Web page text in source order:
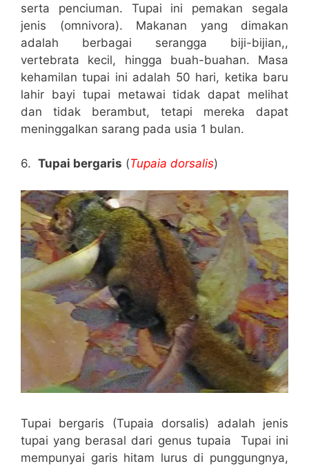
serta penciuman. Tupai ini pemakan segala
jenis (omnivora). Makanan yang dimakan
adalah berbagai serangga biji-bijian,,
vertebrata kecil, hingga buah-buahan. Masa
kehamilan tupai ini adalah 50 hari, ketika baru
lahir bayi tupai metawai tidak dapat melihat
dan tidak berambut, tetapi mereka dapat
meninggalkan sarang pada usia 1 bulan.
6. Tupai bergaris (Tupaia dorsalis)
Tupai bergaris (Tupaia dorsalis) adalah jenis
tupai yang berasal dari genus tupaia Tupai ini
mempunyai garis hitam lurus di punggungnya,